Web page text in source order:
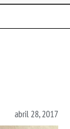
abril 28, 2017